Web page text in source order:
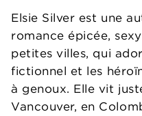
Elsie Silver est une
romance épicée,
petites villes, qui
fictionnel et les
à genoux. Elle vit
Vancouver, en